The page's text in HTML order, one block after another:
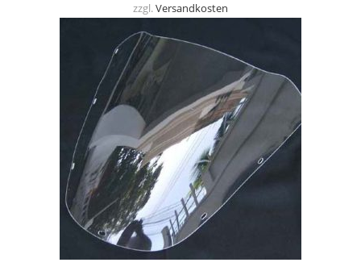
zzgl.Versandkosten